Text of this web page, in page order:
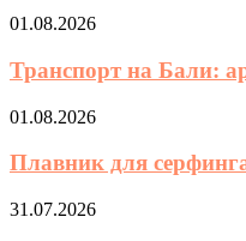
01.08.2026
Транспорт на Бали:
01.08.2026
Плавник для
31.07.2026